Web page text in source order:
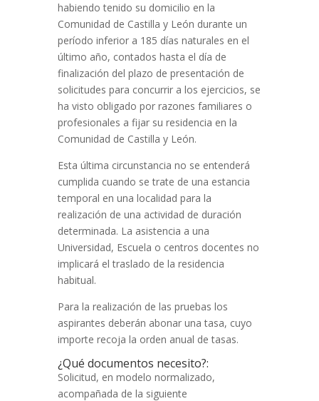
habiendo tenido su domicilio en la
Comunidad de Castilla y León durante un
período inferior a 185 días naturales en el
último año, contados hasta el día de
finalización del plazo de presentación de
solicitudes para concurrir a los ejercicios, se
ha visto obligado por razones familiares o
profesionales a fijar su residencia en la
Comunidad de Castilla y León.
Esta última circunstancia no se entenderá
cumplida cuando se trate de una estancia
temporal en una localidad para la
realización de una actividad de duración
determinada. La asistencia a una
Universidad, Escuela o centros docentes no
implicará el traslado de la residencia
habitual.
Para la realización de las pruebas los
aspirantes deberán abonar una tasa, cuyo
importe recoja la orden anual de tasas.
¿Qué documentos necesito?:
Solicitud, en modelo normalizado,
acompañada de la siguiente